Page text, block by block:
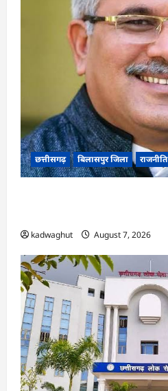
छत्तीसगढ़ बिलासपुर जिला राजनीति
kadwaghut August 7, 2026